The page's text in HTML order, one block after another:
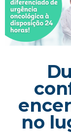
no